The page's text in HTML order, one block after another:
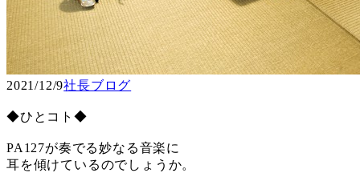
2021/12/9社長ブログ
◆ひとコト◆
PA127が奏でる妙なる音楽に
耳を傾けているのでしょうか。